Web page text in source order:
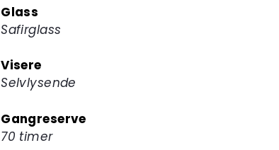
Glass
Safirglass
Visere
Selvlysende
Gangreserve
70 timer